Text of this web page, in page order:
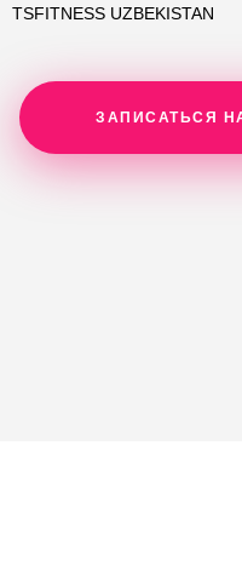
TSFITNESS UZBEKISTAN
ЗАПИСАТЬСЯ